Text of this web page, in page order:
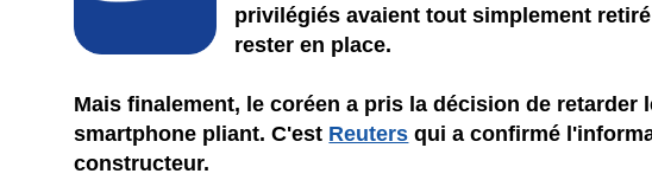
privilégiés avaient tout simplement
rester en place.
Mais finalement, le coréen a pris la décision de retarder
smartphone pliant. C'est Reuters qui a confirmé
constructeur.